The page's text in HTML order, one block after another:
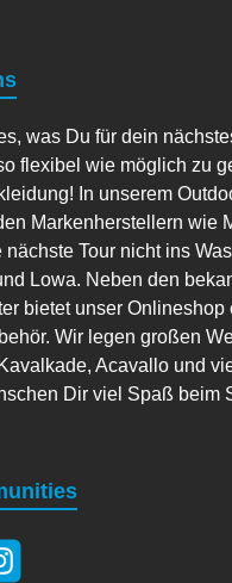
was Du für dein
flexibel wie möglich zu
In unserem
Markenherstellern wie
Tour nicht ins
Lowa. Neben den
bietet unser
Wir legen großen
Acavallo und
Dir viel Spaß beim